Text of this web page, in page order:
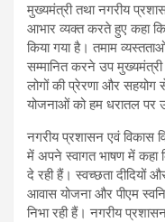
मुख्यमंत्री तथा नगरीय
आभार व्यक्त करते हुए कहा
किया गया है। तमाम
सम्मानित करने उप
लोगों की प्रेरणा और
योजनाओं को हम धरातल पर
नगरीय प्रशासन एवं विकास
में अपने स्वागत भाषण में कहा
दे रही हैं। स्वच्छता दीदियों
आवास योजना और पीएम
निभा रही हैं। नगरीय